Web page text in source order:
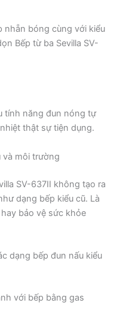
nhẵn bóng cùng với kiểu
Bếp từ ba Sevilla SV-
tính năng đun nóng tự
thật sự tiện dụng.
và môi trường
SV-637II không tạo ra
dạng bếp kiểu cũ. Là
bảo vệ sức khỏe
dạng bếp đun nấu kiểu
với bếp bằng gas